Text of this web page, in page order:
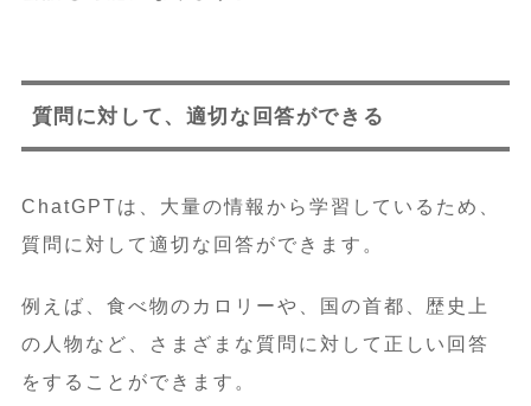
質問に対して、適切な回答ができる
ChatGPTは、大量の情報から学習しているため、
質問に対して適切な回答ができます。
例えば、食べ物のカロリーや、国の首都、歴史上
の人物など、さまざまな質問に対して正しい回答
をすることができます。